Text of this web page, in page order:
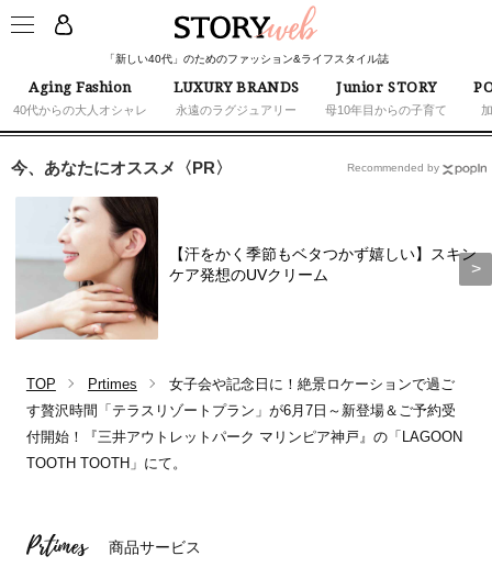
「新しい40代」のためのファッション&ライフスタイル誌
Aging Fashion
40代からの大人オシャレ
LUXURY BRANDS
永遠のラグジュアリー
Junior STORY
母10年目からの子育て
今、あなたにオススメ〈PR〉
【汗をかく季節もベタつかず嬉しい】スキン
ケア発想のUVクリーム
Recommended by
TOP Prtimes
女子会や記念日に！絶景ロケーションで過ご
す贅沢時間「テラスリゾートプラン」が6月7日～新登場＆ご予約受
付開始！『三井アウトレットパーク マリンピア神戸』の「LAGOON
TOOTH TOOTH」にて。
Prtimes 商品サービス